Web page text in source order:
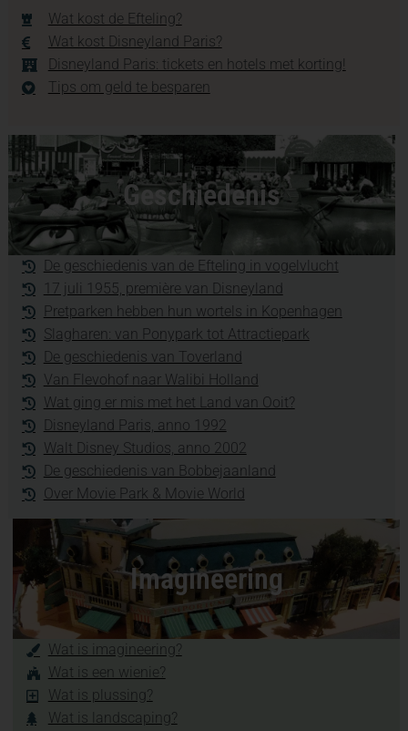
Wat kost de Efteling?
Wat kost Disneyland Paris?
Disneyland Paris: tickets en hotels met korting!
Tips om geld te besparen
Geschiedenis
De geschiedenis van de Efteling in vogelvlucht
17 juli 1955, première van Disneyland
Pretparken hebben hun wortels in Kopenhagen
Slagharen: van Ponypark tot Attractiepark
De geschiedenis van Toverland
Van Flevohof naar Walibi Holland
Wat ging er mis met het Land van Ooit?
Disneyland Paris, anno 1992
Walt Disney Studios, anno 2002
De geschiedenis van Bobbejaanland
Over Movie Park & Movie World
Imagineering
Wat is imagineering?
Wat is een wienie?
Wat is plussing?
Wat is landscaping?